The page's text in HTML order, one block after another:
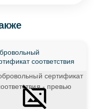
соответствия